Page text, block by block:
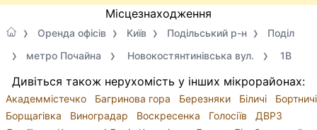
Місцезнаходження
Оренда офісів Київ Подільський р-н
Поділ
метро Почайна
Новокостянтинівська вул. 1В
Дивіться також нерухомість у інших мікрорайонах:
Академмістечко Багринова гора Березняки Біличі
Бортничі
Борщагівка
Виноградар Воскресенка Голосіїв
ДВРЗ